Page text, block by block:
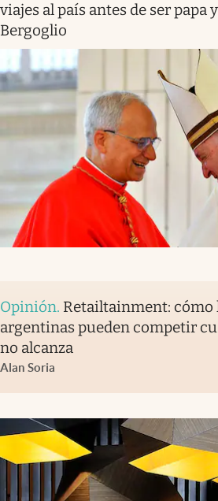
viajes al país antes de ser papa
Bergoglio
Opinión. Retailtainment: cómo
argentinas pueden competir
no alcanza
Alan Soria